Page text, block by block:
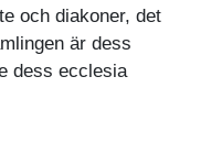
och diakoner, det
är dess
dess ecclesia